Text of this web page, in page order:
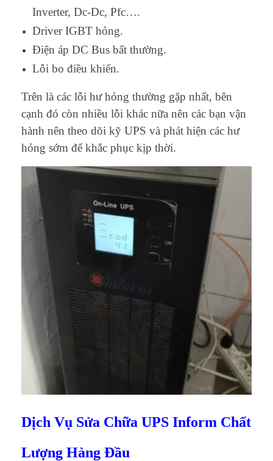
Inverter, Dc-Dc, Pfc….
Driver IGBT hỏng.
Điện áp DC Bus bất thường.
Lỗi bo điều khiển.
Trên là các lỗi hư hỏng thường gặp nhất, bên
cạnh đó còn nhiều lỗi khác nữa nên các bạn vận
hành nên theo dõi kỹ UPS và phát hiện các hư
hỏng sớm để khắc phục kịp thời.
Dịch Vụ Sửa Chữa UPS Inform Chất
Lượng Hàng Đầu